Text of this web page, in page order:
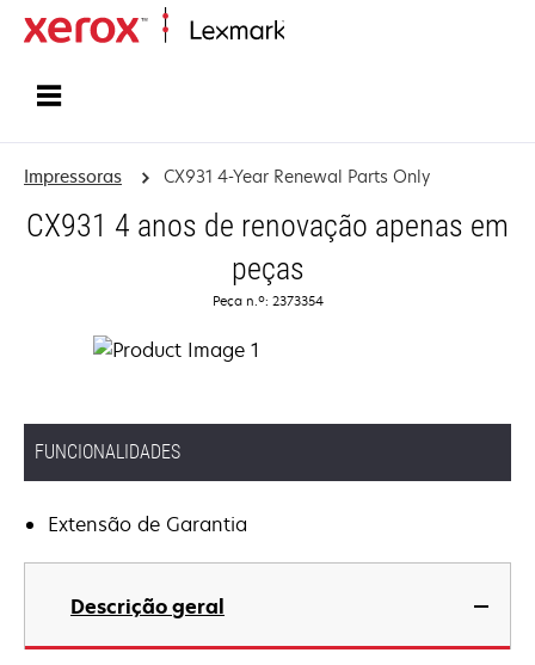
Impressoras CX931 4-Year Renewal Parts Only
CX931 4 anos de renovação apenas em
peças
Peça n.º: 2373354
FUNCIONALIDADES
Extensão de Garantia
Descrição geral